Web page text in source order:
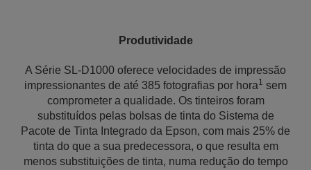
Produtividade
A Série SL-D1000 oferece velocidades de impressão
impressionantes de até 385 fotografias por hora1 sem
comprometer a qualidade. Os tinteiros foram
substituídos pelas bolsas de tinta do Sistema de
Pacote de Tinta Integrado da Epson, com mais 25% de
tinta do que a sua predecessora, o que resulta em
menos substituições de tinta, numa redução do tempo